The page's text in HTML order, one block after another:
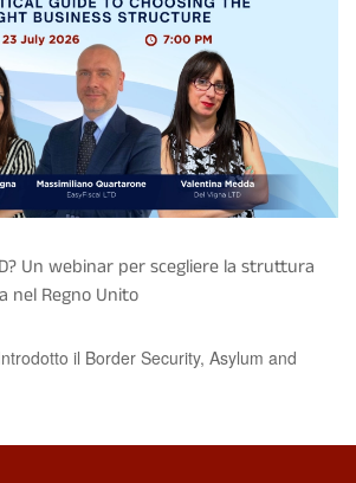
Un webinar per scegliere la struttura
nel Regno Unito
il Border Security, Asylum and